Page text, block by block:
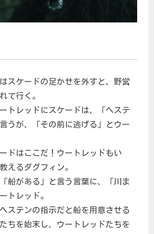
スケードの足かせを外すと、野営
て行く。
トレッドにスケードは、「ヘステ
うが、「その前に逃げる」とウー
ドはここだ！ウートレッドもい
えるダグフィン。
船がある」と言う言葉に、「川ま
トレッド。
ステンの指示だと船を用意させる
ちを始末し、ウートレッドたちを